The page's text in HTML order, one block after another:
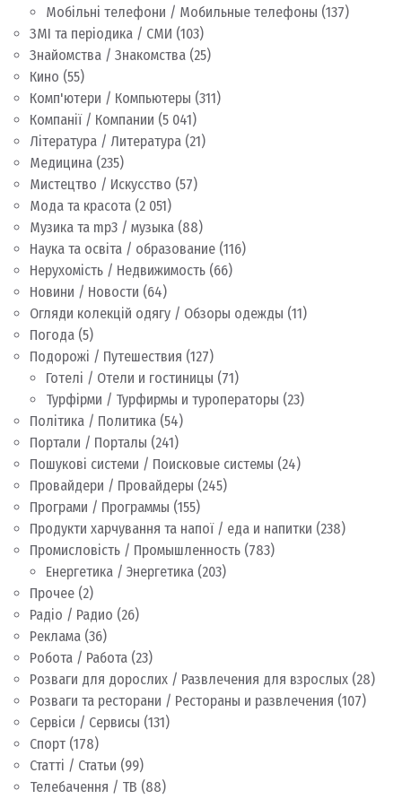
Мобільні телефони / Мобильные телефоны (137)
ЗМІ та періодика / СМИ (103)
Знайомства / Знакомства (25)
Кино (55)
Комп'ютери / Компьютеры (311)
Компанії / Компании (5 041)
Література / Литература (21)
Медицина (235)
Мистецтво / Искусство (57)
Мода та красота (2 051)
Музика та mp3 / музыка (88)
Наука та освіта / образование (116)
Нерухомість / Недвижимость (66)
Новини / Новости (64)
Огляди колекцій одягу / Обзоры одежды (11)
Погода (5)
Подорожі / Путешествия (127)
Готелі / Отели и гостиницы (71)
Турфірми / Турфирмы и туроператоры (23)
Політика / Политика (54)
Портали / Порталы (241)
Пошукові системи / Поисковые системы (24)
Провайдери / Провайдеры (245)
Програми / Программы (155)
Продукти харчування та напої / еда и напитки (238)
Промисловість / Промышленность (783)
Енергетика / Энергетика (203)
Прочее (2)
Радіо / Радио (26)
Реклама (36)
Робота / Работа (23)
Розваги для дорослих / Развлечения для взрослых (28)
Розваги та ресторани / Рестораны и развлечения (107)
Сервіси / Сервисы (131)
Спорт (178)
Статті / Статьи (99)
Телебачення / ТВ (88)